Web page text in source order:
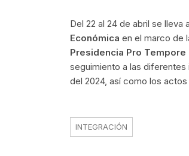
Del 22 al 24 de abril se lleva
Económica en el marco de
Presidencia Pro Tempore
seguimiento a las
del 2024, así como los
INTEGRACIÓN